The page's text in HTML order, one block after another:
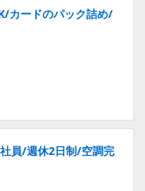
カードのパック詰め/
員/週休2日制/空調完